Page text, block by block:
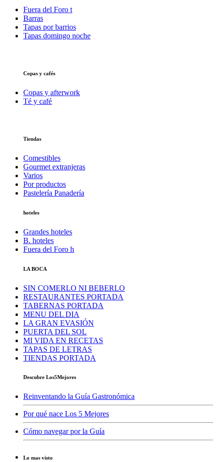
Fuera del Foro t
Barras
Tapas por barrios
Tapas domingo noche
Copas y cafés
Copas y afterwork
Té y café
Tiendas
Comestibles
Gourmet extranjeras
Varios
Por productos
Pastelería Panadería
hoteles
Grandes hoteles
B. hoteles
Fuera del Foro h
LA BOCA
SIN COMERLO NI BEBERLO
RESTAURANTES PORTADA
TABERNAS PORTADA
MENU DEL DIA
LA GRAN EVASIÓN
PUERTA DEL SOL
MI VIDA EN RECETAS
TAPAS DE LETRAS
TIENDAS PORTADA
Descubre Los5Mejores
Reinventando la Guía Gastronómica
Por qué nace Los 5 Mejores
Cómo navegar por la Guía
Lo mas visto